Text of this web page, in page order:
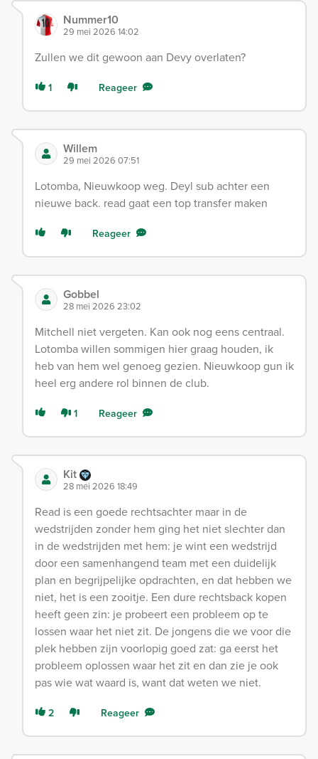
Nummer10
29 mei 2026 14:02
Zullen we dit gewoon aan Devy overlaten?
1 Reageer
Willem
29 mei 2026 07:51
Lotomba, Nieuwkoop weg. Deyl sub achter een
nieuwe back. read gaat een top transfer maken
Reageer
Gobbel
28 mei 2026 23:02
Mitchell niet vergeten. Kan ook nog eens centraal.
Lotomba willen sommigen hier graag houden, ik
heb van hem wel genoeg gezien. Nieuwkoop gun ik
heel erg andere rol binnen de club.
1 Reageer
Kit
28 mei 2026 18:49
Read is een goede rechtsachter maar in de
wedstrijden zonder hem ging het niet slechter dan
in de wedstrijden met hem: je wint een wedstrijd
door een samenhangend team met een duidelijk
plan en begrijpelijke opdrachten, en dat hebben we
niet, het is een zooitje. Een dure rechtsback kopen
heeft geen zin: je probeert een probleem op te
lossen waar het niet zit. De jongens die we voor die
plek hebben zijn voorlopig goed zat: ga eerst het
probleem oplossen waar het zit en dan zie je ook
pas wie wat waard is, want dat weten we niet.
2 Reageer